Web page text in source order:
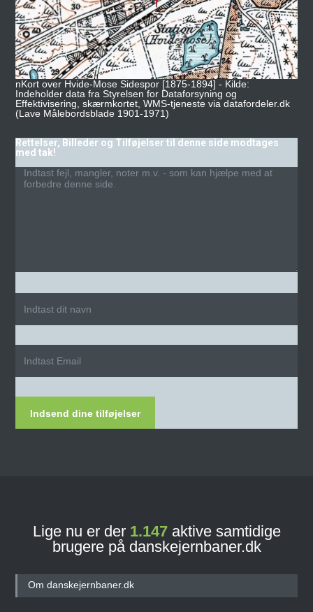
nKort over Hvide-Mose Sidespor [1875-1894] - Kilde:
Indeholder data fra Styrelsen for Dataforsyning og
Effektivisering, skærmkortet, WMS-tjeneste via datafordeler.dk
(Lave Målebordsblade 1901-1971)
Rettelser, Billeder og Tilføjelser til denne side modtages
med tak!
Indsend dine tilføjelser
Lige nu er der 1.147aktive samtidige
brugere på danskejernbaner.dk
Om danskejernbaner.dk